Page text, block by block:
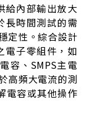
給內部輸出放大
長時間測試的需
定性。綜合設計
電子零組件，如
容、SMPS主電
高頻大電流的測
電容或其他操作